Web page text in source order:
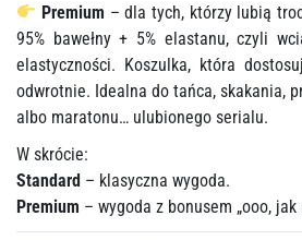
Premium – dla tych, którzy lubią
95% bawełny + 5% elastanu, czyli
elastyczności. Koszulka, która
odwrotnie. Idealna do tańca, skakania,
albo maratonu… ulubionego serialu.
W skrócie:
Standard – klasyczna wygoda.
Premium – wygoda z bonusem „ooo, jak